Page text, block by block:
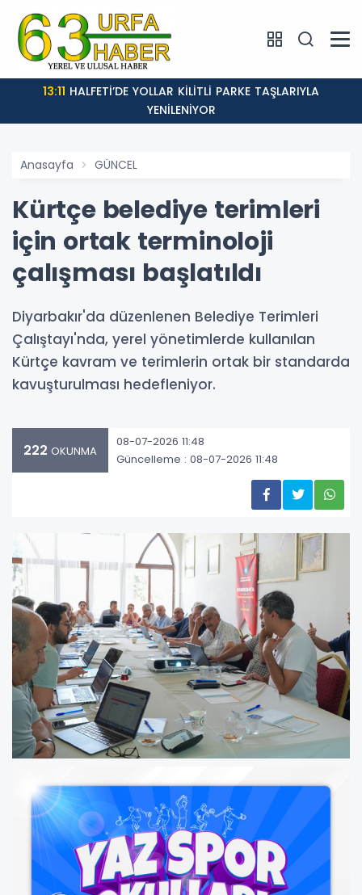
13:11
YENİLENİYOR
Anasayfa GÜNCEL
Kürtçe belediye terimleri
için ortak terminoloji
çalışması başlatıldı
Diyarbakır'da düzenlenen Belediye Terimleri
Çalıştayı'nda, yerel yönetimlerde kullanılan
Kürtçe kavram ve terimlerin ortak bir standarda
kavuşturulması hedefleniyor.
222 OKUNMA
08-07-2026 11:48
Güncelleme : 08-07-2026 11:48